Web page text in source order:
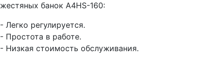
жестяных банок A4HS-160:
- Легко регулируется.
- Простота в работе.
- Низкая стоимость обслуживания.